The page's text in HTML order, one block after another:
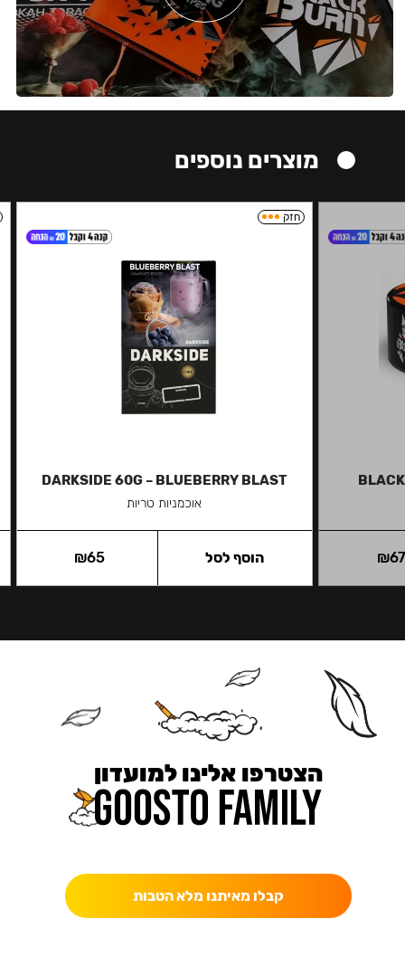
מוצרים נוספים
₪
חזק
DARKSIDE 60G – BLUEBERRY BLAST
אוכמניות טריות
₪65 הוסף לסל
הצטרפו אלינו למועדון
קבלו מאיתנו מלא הטבות